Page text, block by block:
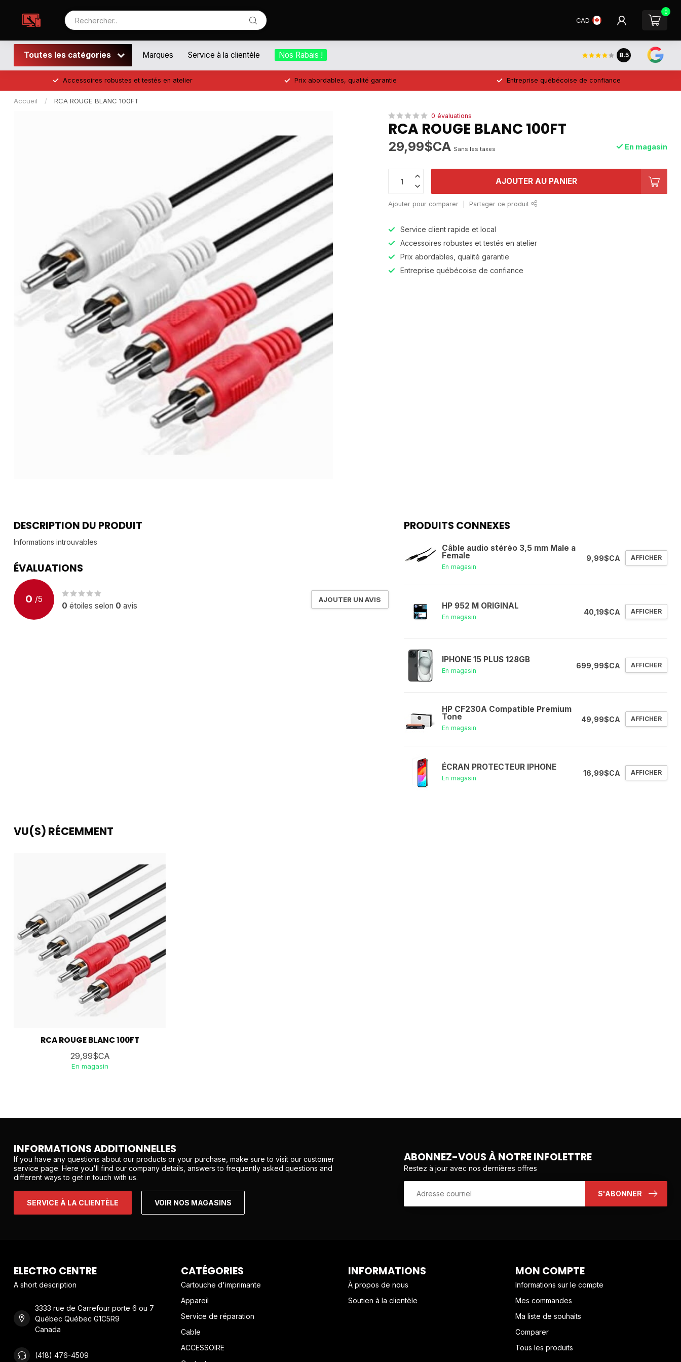
CAD
0
Toutes les catégories Marques Service à la clientèle Nos Rabais ! 8.5
Accessoires robustes et testés en atelier Prix abordables, qualité garantie Entreprise québécoise de confiance
Accueil / RCA ROUGE BLANC 100FT
0 évaluations
RCA ROUGE BLANC 100FT
29,99$CA Sans les taxes En magasin
AJOUTER AU PANIER
Ajouter pour comparer Partager ce produit
Service client rapide et local
Accessoires robustes et testés en atelier
Prix abordables, qualité garantie
Entreprise québécoise de confiance
DESCRIPTION DU PRODUIT
Informations introuvables
ÉVALUATIONS
0 /5
0 étoiles selon 0 avis
AJOUTER UN AVIS
PRODUITS CONNEXES
Câble audio stéréo 3,5 mm Male a
Female
En magasin
9,99$CA AFFICHER
HP 952 M ORIGINAL
En magasin
40,19$CA AFFICHER
IPHONE 15 PLUS 128GB
En magasin
699,99$CA AFFICHER
HP CF230A Compatible Premium
Tone
En magasin
49,99$CA AFFICHER
ÉCRAN PROTECTEUR IPHONE
En magasin
16,99$CA AFFICHER
VU(S) RÉCEMMENT
RCA ROUGE BLANC 100FT
29,99$CA
En magasin
INFORMATIONS ADDITIONNELLES
If you have any questions about our products or your purchase, make sure to visit our customer
service page. Here you'll find our company details, answers to frequently asked questions and
different ways to get in touch with us.
SERVICE À LA CLIENTÈLE VOIR NOS MAGASINS
ABONNEZ-VOUS À NOTRE INFOLETTRE
Restez à jour avec nos dernières offres
S'ABONNER
ELECTRO CENTRE
A short description
3333 rue de Carrefour porte 6 ou 7
Québec Québec G1C5R9
Canada
(418) 476-4509
CATÉGORIES
Cartouche d'imprimante
Appareil
Service de réparation
Cable
ACCESSOIRE
INFORMATIONS
À propos de nous
Soutien à la clientèle
MON COMPTE
Informations sur le compte
Mes commandes
Ma liste de souhaits
Comparer
Tous les produits